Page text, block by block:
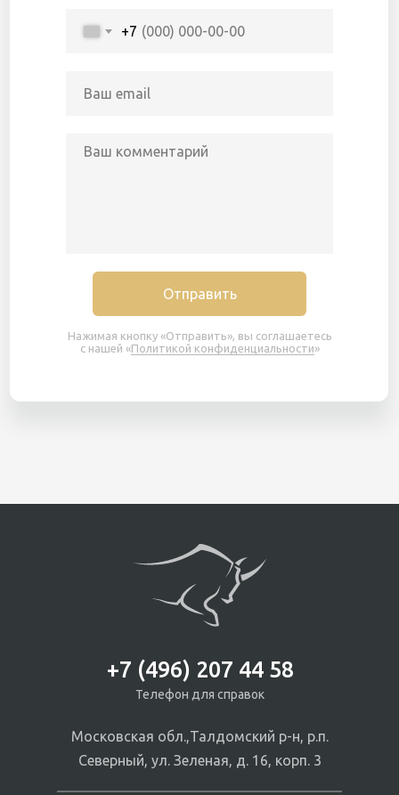
+7
Отправить
Нажимая кнопку «Отправить», вы соглашаетесь
с нашей «Политикой конфиденциальности»
Московская обл.,Талдомский р-н, р.п.
Северный, ул. Зеленая, д. 16, корп. 3
+7 (496) 207 44 58
Телефон для справок